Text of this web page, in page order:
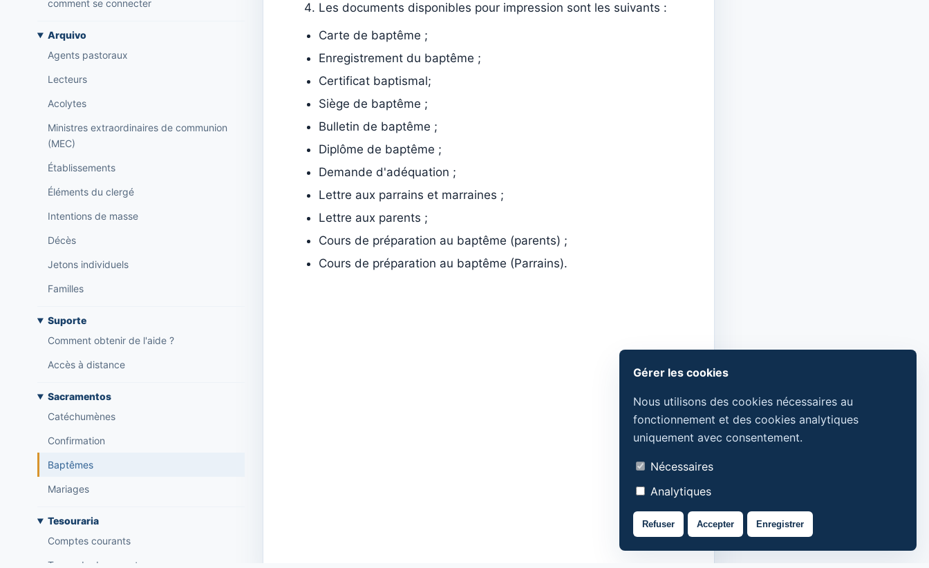
comment se connecter
Arquivo
Agents pastoraux
Lecteurs
Acolytes
Ministres extraordinaires de communion
(MEC)
Établissements
Éléments du clergé
Intentions de masse
Décès
Jetons individuels
Familles
Suporte
Comment obtenir de l'aide ?
Accès à distance
Sacramentos
Catéchumènes
Confirmation
Baptêmes
Mariages
Tesouraria
Comptes courants
Types de documents
Les documents disponibles pour impression sont les suivants :
Carte de baptême ;
Enregistrement du baptême ;
Certificat baptismal;
Siège de baptême ;
Bulletin de baptême ;
Diplôme de baptême ;
Demande d'adéquation ;
Lettre aux parrains et marraines ;
Lettre aux parents ;
Cours de préparation au baptême (parents) ;
Cours de préparation au baptême (Parrains).
Gérer les cookies
Nous utilisons des cookies nécessaires au
fonctionnement et des cookies analytiques
uniquement avec consentement.
Nécessaires
Analytiques
Refuser Accepter Enregistrer